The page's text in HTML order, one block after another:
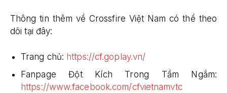
Thông tin thêm về Crossfire Việt Nam có thể theo
dõi tại đây:
Trang chủ: https://cf.goplay.vn/
Fanpage Đột Kích Trong Tầm Ngắm:
https://www.facebook.com/cfvietnamvtc